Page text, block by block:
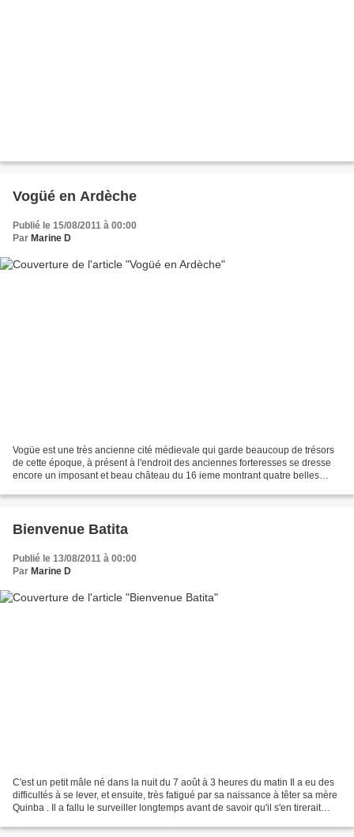
Vogüé en Ardèche
Publié le 15/08/2011 à 00:00
Par Marine D
Vogüe est une très ancienne cité médievale qui garde beaucoup de trésors
de cette époque, à présent à l'endroit des anciennes forteresses se dresse
encore un imposant et beau château du 16 ieme montrant quatre belles
Bienvenue Batita
Publié le 13/08/2011 à 00:00
Par Marine D
C'est un petit mâle né dans la nuit du 7 août à 3 heures du matin Il a eu des
difficultés à se lever, et ensuite, très fatigué par sa naissance à têter sa mère
Quinba . Il a fallu le surveiller longtemps avant de savoir qu'il s'en tirerait